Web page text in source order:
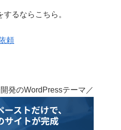
るならこちら。
頼
発のWordPressテーマ／